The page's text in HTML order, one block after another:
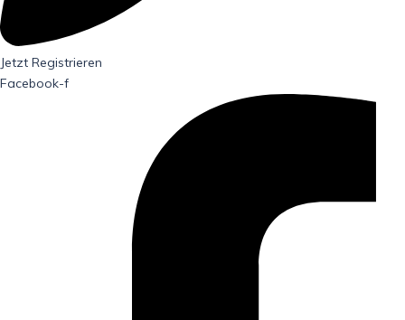
Jetzt Registrieren
Facebook-f